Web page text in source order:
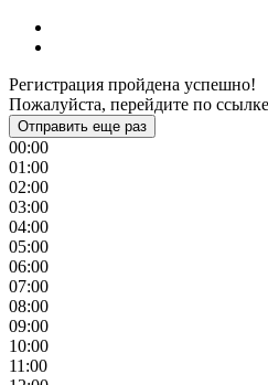
Регистрация пройдена успешно!
Пожалуйста, перейдите по
Отправить еще раз
00:00
01:00
02:00
03:00
04:00
05:00
06:00
07:00
08:00
09:00
10:00
11:00